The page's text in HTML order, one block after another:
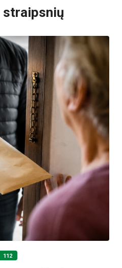
straipsnių
112